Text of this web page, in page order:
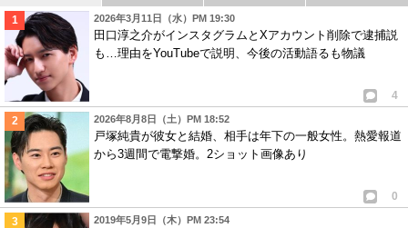
2026年3月11日（水）PM 19:30
田口淳之介がインスタグラムとXアカウント削除で逮捕説
も…理由をYouTubeで説明、今後の活動語るも物議
4
2026年8月8日（土）PM 18:52
戸塚純貴が彼女と結婚、相手は年下の一般女性。熱愛報道
から3週間で電撃婚。2ショット画像あり
0
2019年5月9日（木）PM 23:54